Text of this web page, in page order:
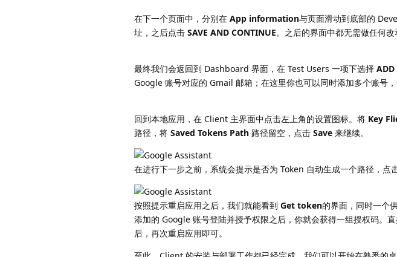
在下一个页面中，分别在 App information与页面滑动到底部的
址，之后点击 SAVE AND CONTINUE。之后的界面中都无需做任何
最终我们会返回到 Dashboard 界面，在 Test Users 一项下选择 ADD
Google 账号对应的 Gmail 邮箱；在这里你也可以同时添加多个账号，
回到本地应用，在 Client 主界面中点击左上角的设置图标。将 Key
路径，将 Saved Tokens Path 路径留空，点击 Save 来继续。
在进行下一步之前，系统会提示是否为 Token 自动生成一个路径，点
按照提示重启应用之后，我们就能看到 Get token的界面，同时一个
添加的 Google 账号登陆并授予权限之后，你就会获得一组授权码。
后，再次重启应用即可。